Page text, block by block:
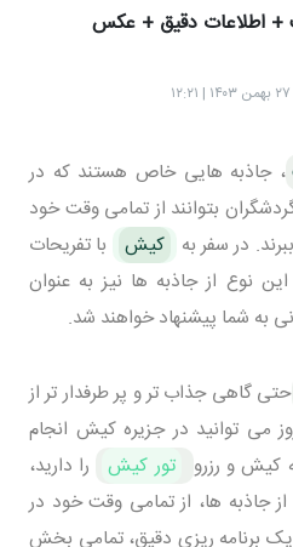
اطلاعات دقیق + عکس
۲۷ بهمن ۱۴۰۳ | ۱۲:۲۱
، جاذبه هایی خاص هستند که در
بتوانند از تمامی وقت خود
در سفر به کیش
با تفریحات
نوع از جاذبه ها نیز به عنوان
به شما پیشنهاد خواهند شد.
حتی گاهی جذاب تر و پر طرفدار تر از
می توانید در جزیره کیش انجام
کیش و رزرو
تور کیش
را دارید،
جاذبه ها، از تمامی وقت خود در
یک برنامه ریزی دقیق، تمامی بخش